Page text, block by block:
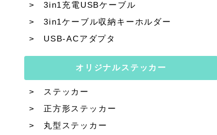
3in1充電USBケーブル
3in1ケーブル収納キーホルダー
USB-ACアダプタ
オリジナルステッカー
ステッカー
正方形ステッカー
丸型ステッカー